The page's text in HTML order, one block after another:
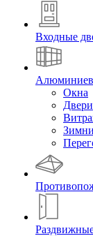
Входные
Окна
Двери